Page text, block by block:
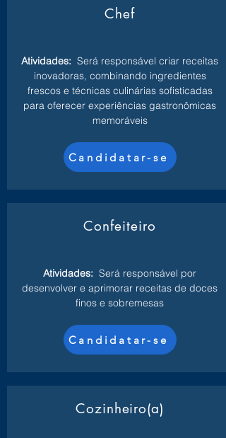
Chef
Atividades: Será responsável criar receitas
inovadoras, combinando ingredientes
frescos e técnicas culinárias sofisticadas
para oferecer experiências gastronômicas
memoráveis
Candidatar-se
Confeiteiro
Atividades: Será responsável por
desenvolver e aprimorar receitas de doces
finos e sobremesas
Candidatar-se
Cozinheiro(a)